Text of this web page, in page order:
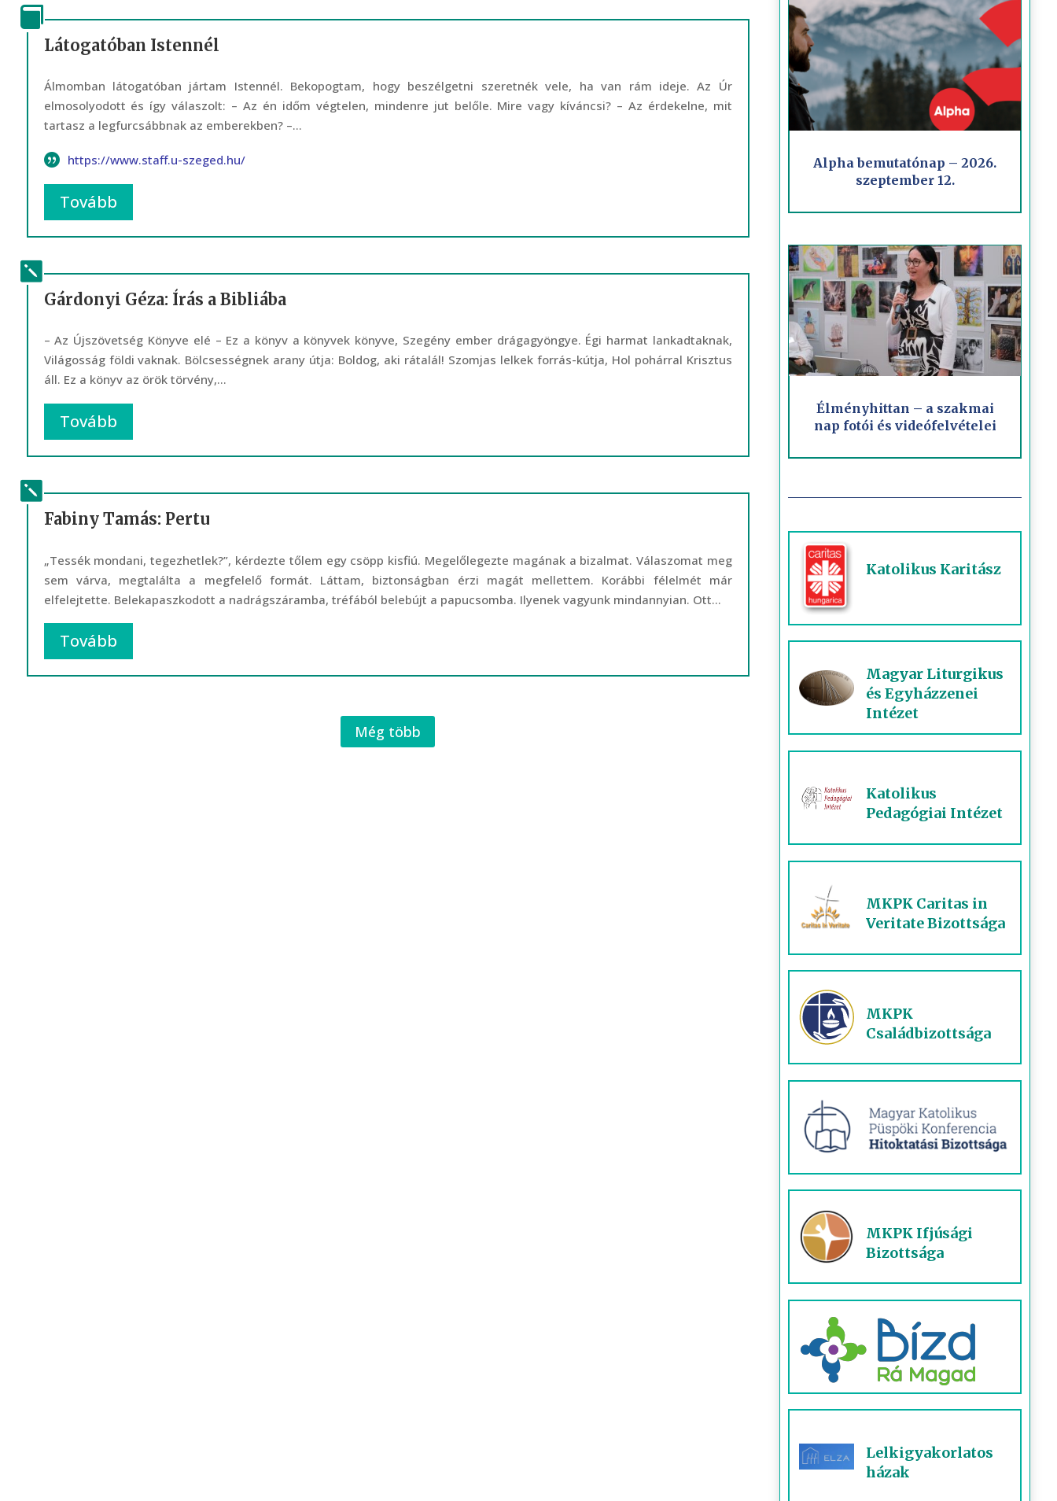
Látogatóban Istennél
Álmomban látogatóban jártam Istennél. Bekopogtam, hogy beszélgetni szeretnék vele, ha van rám ideje. Az Úr
elmosolyodott és így válaszolt: – Az én időm végtelen, mindenre jut belőle. Mire vagy kíváncsi? – Az érdekelne, mit
tartasz a legfurcsábbnak az emberekben? –...
https://www.staff.u-szeged.hu/
Tovább
Gárdonyi Géza: Írás a Bibliába
– Az Újszövetség Könyve elé – Ez a könyv a könyvek könyve, Szegény ember drágagyöngye. Égi harmat lankadtaknak,
Világosság földi vaknak. Bölcsességnek arany útja: Boldog, aki rátalál! Szomjas lelkek forrás-kútja, Hol pohárral Krisztus
áll. Ez a könyv az örök törvény,...
Tovább
Fabiny Tamás: Pertu
„Tessék mondani, tegezhetlek?”, kérdezte tőlem egy csöpp kisfiú. Megelőlegezte magának a bizalmat. Válaszomat meg
sem várva, megtalálta a megfelelő formát. Láttam, biztonságban érzi magát mellettem. Korábbi félelmét már
elfelejtette. Belekapaszkodott a nadrágszáramba, tréfából belebújt a papucsomba. Ilyenek vagyunk mindannyian. Ott...
Tovább
Még több
Alpha bemutatónap – 2026.
szeptember 12.
Élményhittan – a szakmai
nap fotói és videófelvételei
Katolikus Karitász
Magyar Liturgikus
és Egyházzenei
Intézet
Katolikus
Pedagógiai Intézet
MKPK Caritas in
Veritate Bizottsága
MKPK
Családbizottsága
MKPK Ifjúsági
Bizottsága
Lelkigyakorlatos
házak